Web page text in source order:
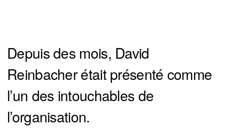
Depuis des mois, David
Reinbacher était présenté comme
l’un des intouchables de
l’organisation.